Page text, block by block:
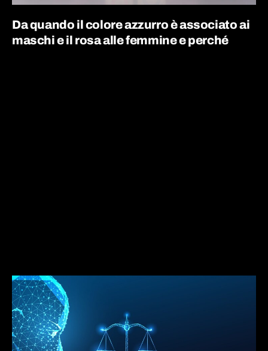
Da quando il colore azzurro è associato ai
maschi e il rosa alle femmine e perché